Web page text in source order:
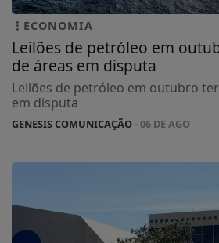
ECONOMIA
Leilões de petróleo em
de áreas em disputa
Leilões de petróleo em outubro
em disputa
GENESIS COMUNICAÇÃO- 06 DE AGO